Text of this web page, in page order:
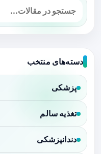
دسته‌های منتخب
پزشکی
تغذیه سالم
دندانپزشکی